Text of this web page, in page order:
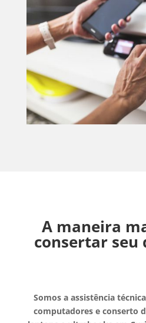
A maneira
consertar seu
Somos a assistência
computadores e conserto